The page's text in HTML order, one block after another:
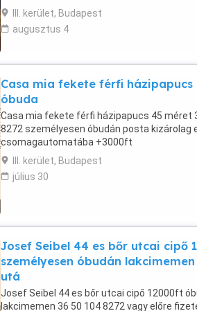
fehér fűzőkkel és fehér ...
III. kerület, Budapest
augusztus 4
Casa mia fekete férfi
óbuda
Casa mia fekete férfi házipapucs 45 méret
8272 személyesen óbudán posta kizárolag
csomagautomatába +3000ft
III. kerület, Budapest
július 30
Josef Seibel 44 es bőr utcai cipő
személyesen óbudán
utá
Josef Seibel 44 es bőr utcai cipő 12000ft
lakcimemen 36 50 104 8272 vagy előre